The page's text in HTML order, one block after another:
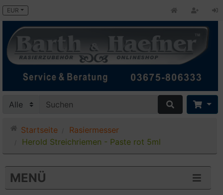
EUR
Startseite
Rasiermesser
Herold Streichriemen - Paste rot 5ml
MENÜ